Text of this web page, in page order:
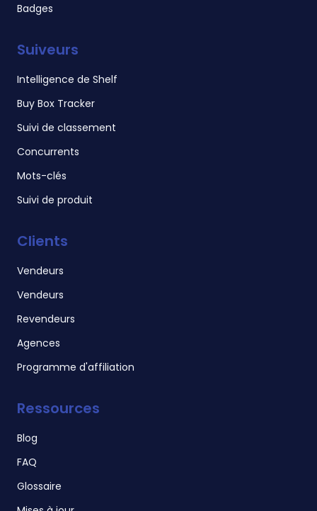
Badges
Suiveurs
Intelligence de Shelf
Buy Box Tracker
Suivi de classement
Concurrents
Mots-clés
Suivi de produit
Clients
Vendeurs
Vendeurs
Revendeurs
Agences
Programme d'affiliation
Ressources
Blog
FAQ
Glossaire